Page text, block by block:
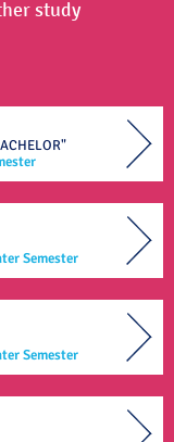
study
Semester
Semester